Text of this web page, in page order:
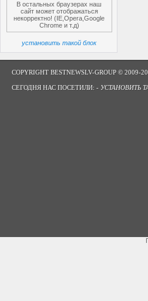
В остальных браузерах наш
сайт может отображаться
некорректно! (IE,Opera,Google
Chrome и т.д)
установить такой блок
COPYRIGHT BESTNEWSLV-GROUP © 2009-
СЕГОДНЯ НАС ПОСЕТИЛИ: - УСТАНОВИТЬ